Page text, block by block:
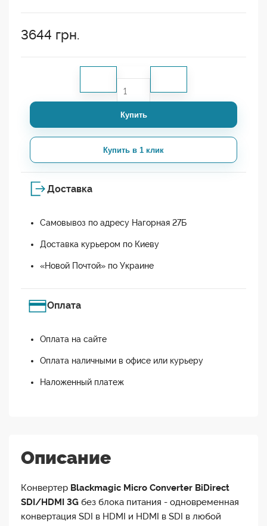
3644 грн.
Купить
Купить в 1 клик
Доставка
Самовывоз по адресу Нагорная 27Б
Доставка курьером по Киеву
«Новой Почтой» по Украине
Оплата
Оплата на сайте
Оплата наличными в офисе или курьеру
Наложенный платеж
Описание
Конвертер Blackmagic Micro Converter BiDirect
SDI/HDMI 3G без блока питания - одновременная
конвертация SDI в HDMI и HDMI в SDI в любой